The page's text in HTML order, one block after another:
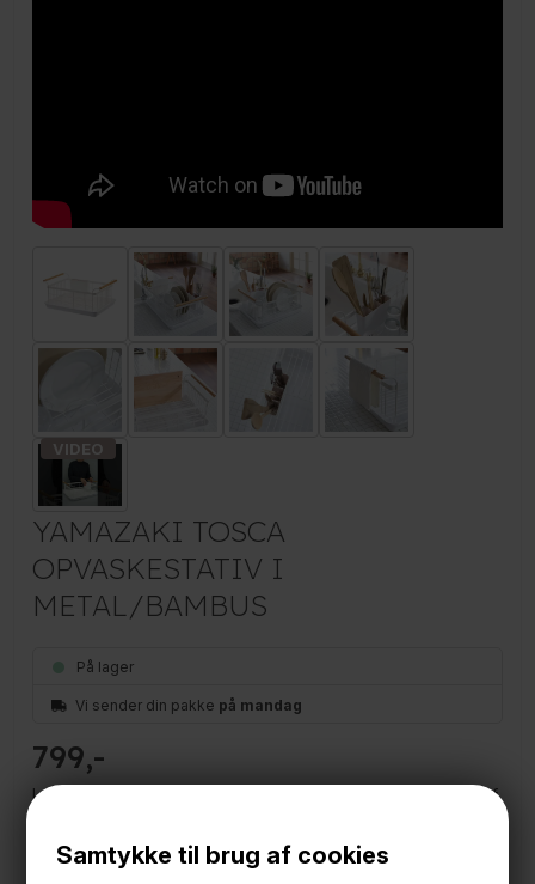
Samtykke til brug af cookies
YAMAZAKI TOSCA
OPVASKESTATIV I
METAL/BAMBUS
På lager
Vi sender din pakke på mandag
799
Luksus-opvaskestativ fra Japanske Yamazaki. Fremstillet af